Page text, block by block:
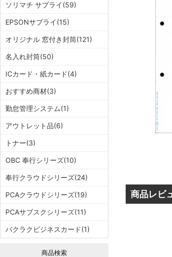
ソリマチ サプライ(59)
EPSONサプライ(15)
オリジナル 窓付き封筒(121)
名入れ封筒(50)
ICカード・紙カード(4)
おすすめ商材(3)
勤怠管理システム(1)
アウトレット品(6)
トナー(3)
OBC 奉行シリーズ(10)
奉行クラウドシリーズ(24)
PCAクラウドシリーズ(19)
PCAサブスクシリーズ(11)
バクラクビジネスカード(1)
商品検索
商品レビ